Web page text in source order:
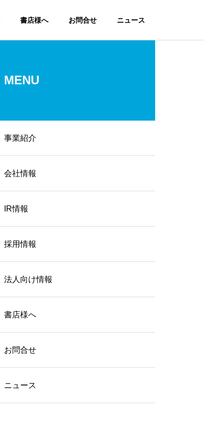
書店様へ お問合せ ニュース
MENU
事業紹介
会社情報
IR情報
採用情報
法人向け情報
書店様へ
お問合せ
ニュース